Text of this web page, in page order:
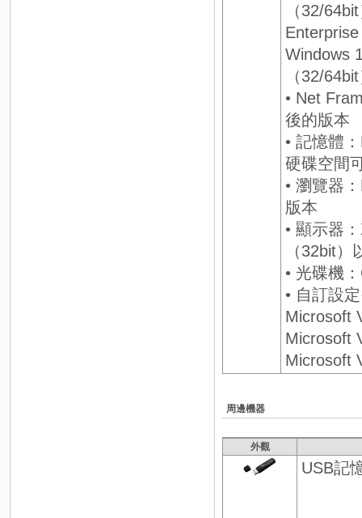
（32/
Windows
（32/
• Net
後的版本
• 記憶體
硬碟空間
• 瀏覽器
版本
• 顯示器
（32bit）
• 光碟機
• 自訂設
Microsoft
Microsoft
Microsoft
周邊機器
外觀
USB記